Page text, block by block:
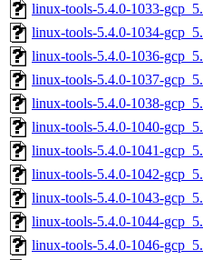
linux-tools-5.4.0-1033-
linux-tools-5.4.0-1034-
linux-tools-5.4.0-1036-
linux-tools-5.4.0-1037-
linux-tools-5.4.0-1038-
linux-tools-5.4.0-1040-
linux-tools-5.4.0-1041-
linux-tools-5.4.0-1042-
linux-tools-5.4.0-1043-
linux-tools-5.4.0-1044-
linux-tools-5.4.0-1046-